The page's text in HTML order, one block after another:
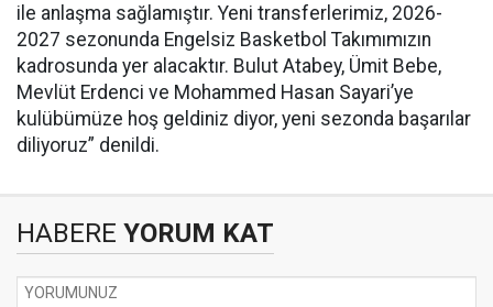
ile anlaşma sağlamıştır. Yeni transferlerimiz, 2026-
2027 sezonunda Engelsiz Basketbol Takımımızın
kadrosunda yer alacaktır. Bulut Atabey, Ümit Bebe,
Mevlüt Erdenci ve Mohammed Hasan Sayari’ye
kulübümüze hoş geldiniz diyor, yeni sezonda başarılar
diliyoruz” denildi.
HABERE YORUM KAT